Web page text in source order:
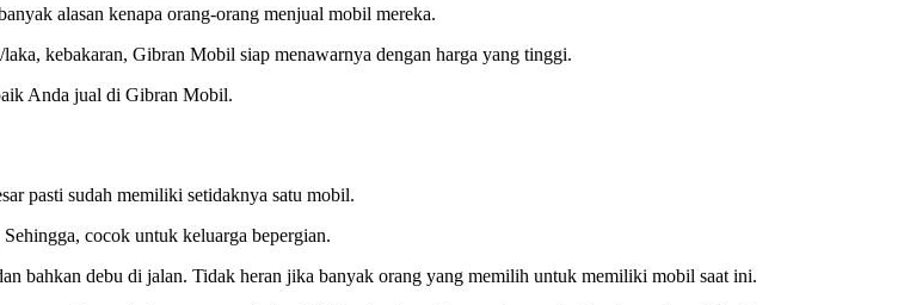
alasan kenapa orang-orang menjual mobil mereka.
kebakaran, Gibran Mobil siap menawarnya dengan harga yang tinggi.
Anda jual di Gibran Mobil.
pasti sudah memiliki setidaknya satu mobil.
cocok untuk keluarga bepergian.
bahkan debu di jalan. Tidak heran jika banyak orang yang memilih untuk memiliki mobil saat ini.